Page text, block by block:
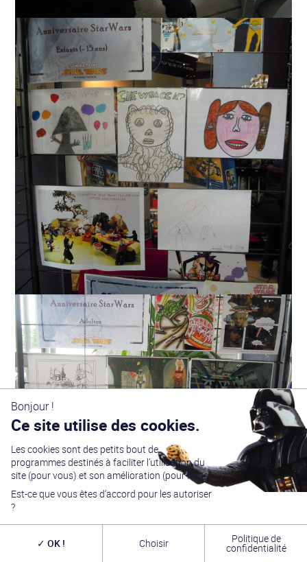
Bonjour !
Ce site utilise des cookies.
Les cookies sont des petits bout de
programmes destinés à faciliter l’utilisation du
site (pour vous) et son amélioration (pour nous).
Est-ce que vous êtes d’accord pour les autoriser
?
OK ! Choisir Politique de
confidentialité